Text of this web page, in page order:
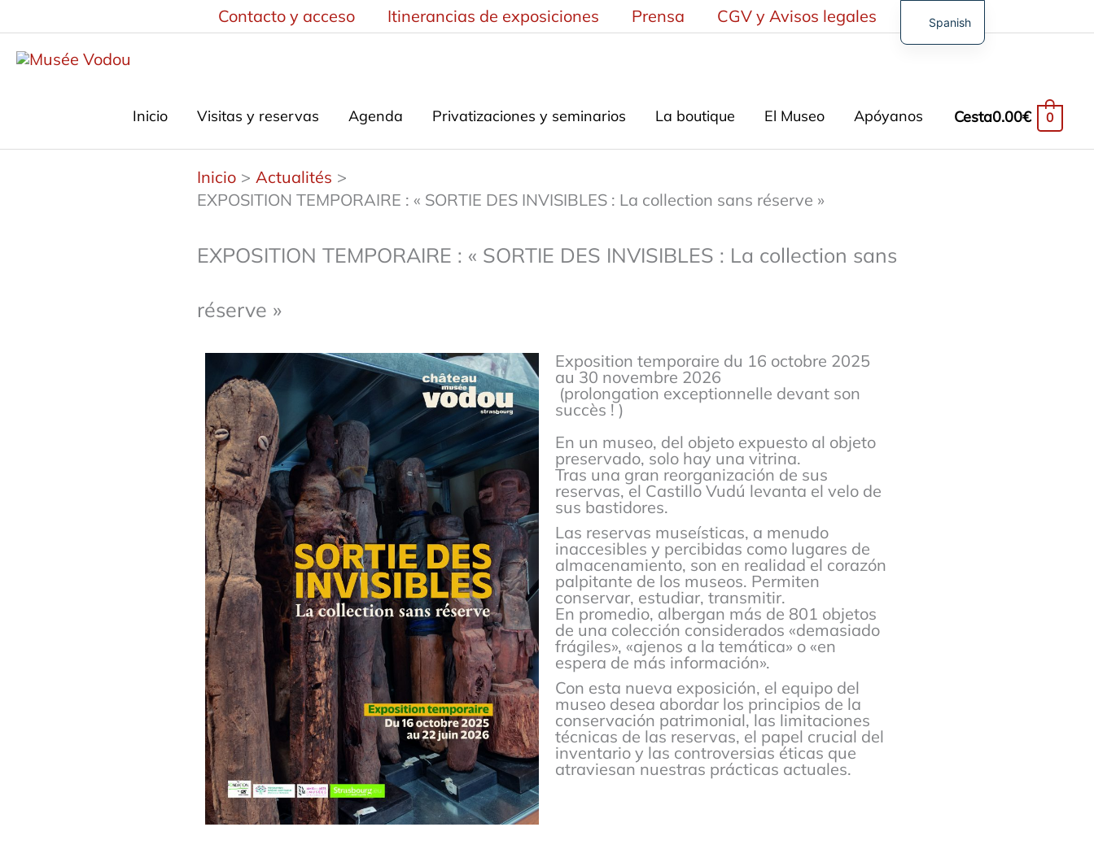
contenido
Contacto y acceso Itinerancias de exposiciones Prensa CGV y Avisos legales
Inicio Visitas y reservas Agenda Privatizaciones y seminarios La boutique El Museo Apóyanos Cesta0.00€ 0
Inicio
Actualités
EXPOSITION TEMPORAIRE : « SORTIE DES INVISIBLES : La collection sans réserve »
EXPOSITION TEMPORAIRE : « SORTIE DES INVISIBLES : La collection sans
réserve »
Exposition temporaire du 16 octobre 2025
au 30 novembre 2026
(prolongation exceptionnelle devant son
succès ! )
En un museo, del objeto expuesto al objeto
preservado, solo hay una vitrina.
Tras una gran reorganización de sus
reservas, el Castillo Vudú levanta el velo de
sus bastidores.
Las reservas museísticas, a menudo
inaccesibles y percibidas como lugares de
almacenamiento, son en realidad el corazón
palpitante de los museos. Permiten
conservar, estudiar, transmitir.
En promedio, albergan más de 801 objetos
de una colección considerados «demasiado
frágiles», «ajenos a la temática» o «en
espera de más información».
Con esta nueva exposición, el equipo del
museo desea abordar los principios de la
conservación patrimonial, las limitaciones
técnicas de las reservas, el papel crucial del
inventario y las controversias éticas que
atraviesan nuestras prácticas actuales.
Spanish
French